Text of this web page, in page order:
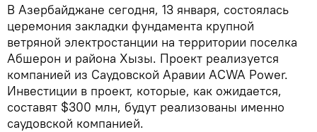
В Азербайджане сегодня, 13 января, состоялась
церемония закладки фундамента крупной
ветряной электростанции на территории поселка
Абшерон и района Хызы. Проект реализуется
компанией из Саудовской Аравии ACWA Power.
Инвестиции в проект, которые, как ожидается,
составят $300 млн, будут реализованы именно
саудовской компанией.